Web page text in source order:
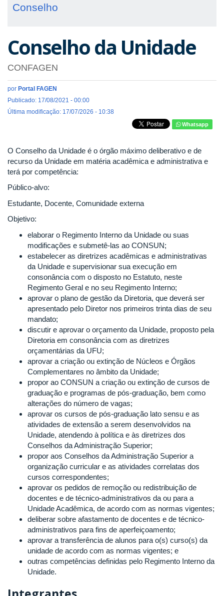
Conselho
Conselho da Unidade
CONFAGEN
por Portal FAGEN
Publicado: 17/08/2021 - 00:00
Última modificação: 17/07/2026 - 10:38
Whatsapp
O Conselho da Unidade é o órgão máximo deliberativo e de
recurso da Unidade em matéria acadêmica e administrativa e
terá por competência:
Público-alvo:
Estudante, Docente, Comunidade externa
Objetivo:
elaborar o Regimento Interno da Unidade ou suas
modificações e submetê-las ao CONSUN;
estabelecer as diretrizes acadêmicas e administrativas
da Unidade e supervisionar sua execução em
consonância com o disposto no Estatuto, neste
Regimento Geral e no seu Regimento Interno;
aprovar o plano de gestão da Diretoria, que deverá ser
apresentado pelo Diretor nos primeiros trinta dias de seu
mandato;
discutir e aprovar o orçamento da Unidade, proposto pela
Diretoria em consonância com as diretrizes
orçamentárias da UFU;
aprovar a criação ou extinção de Núcleos e Órgãos
Complementares no âmbito da Unidade;
propor ao CONSUN a criação ou extinção de cursos de
graduação e programas de pós-graduação, bem como
alterações do número de vagas;
aprovar os cursos de pós-graduação lato sensu e as
atividades de extensão a serem desenvolvidos na
Unidade, atendendo à política e às diretrizes dos
Conselhos da Administração Superior;
propor aos Conselhos da Administração Superior a
organização curricular e as atividades correlatas dos
cursos correspondentes;
aprovar os pedidos de remoção ou redistribuição de
docentes e de técnico-administrativos da ou para a
Unidade Acadêmica, de acordo com as normas vigentes;
deliberar sobre afastamento de docentes e de técnico-
administrativos para fins de aperfeiçoamento;
aprovar a transferência de alunos para o(s) curso(s) da
unidade de acordo com as normas vigentes; e
outras competências definidas pelo Regimento Interno da
Unidade.